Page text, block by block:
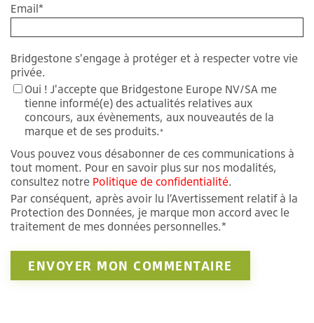
Email*
Bridgestone s'engage à protéger et à respecter votre vie
privée.
Oui ! J'accepte que Bridgestone Europe NV/SA me
tienne informé(e) des actualités relatives aux
concours, aux évènements, aux nouveautés de la
marque et de ses produits.*
Vous pouvez vous désabonner de ces communications à
tout moment. Pour en savoir plus sur nos modalités,
consultez notre Politique de confidentialité.
Par conséquent, après avoir lu l’Avertissement relatif à la
Protection des Données, je marque mon accord avec le
traitement de mes données personnelles.*